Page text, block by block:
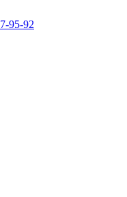
95-92